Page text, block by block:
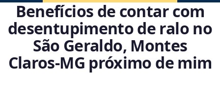
Benefícios de contar com
desentupimento de ralo no
São Geraldo, Montes
Claros‑MG próximo de mim